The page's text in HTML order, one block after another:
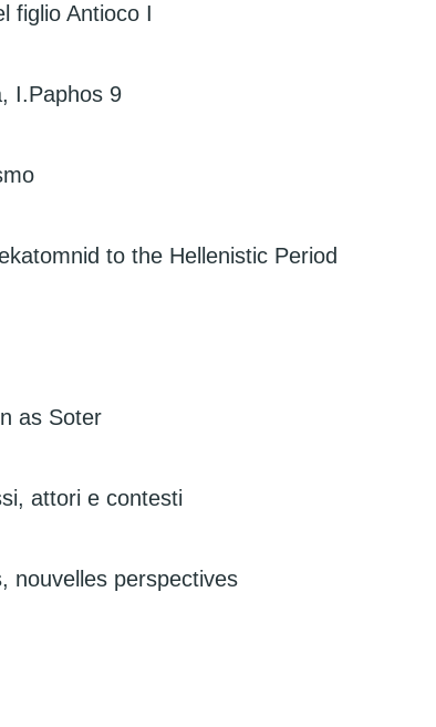
figlio Antioco I
I.Paphos 9
to the Hellenistic Period
as Soter
attori e contesti
nouvelles perspectives